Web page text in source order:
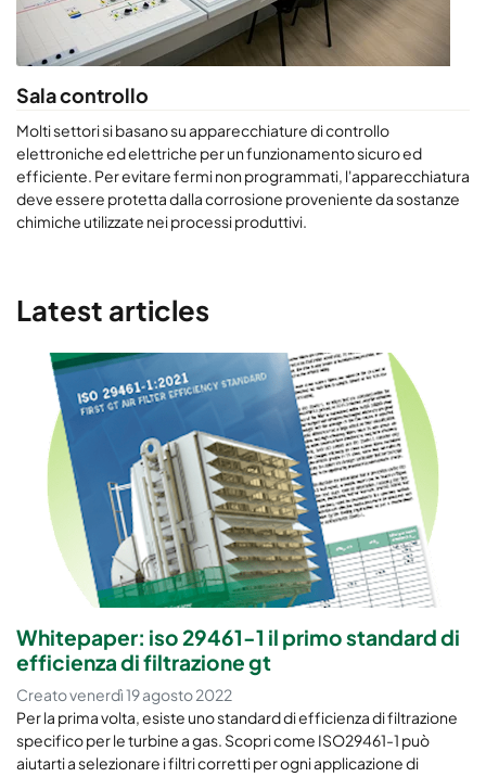
Sala controllo
Molti settori si basano su apparecchiature di controllo
elettroniche ed elettriche per un funzionamento sicuro ed
efficiente. Per evitare fermi non programmati, l'apparecchiatura
deve essere protetta dalla corrosione proveniente da sostanze
chimiche utilizzate nei processi produttivi.
Latest articles
Whitepaper: iso 29461-1 il primo standard di
efficienza di filtrazione gt
Creato venerdì 19 agosto 2022
Per la prima volta, esiste uno standard di efficienza di filtrazione
specifico per le turbine a gas. Scopri come ISO29461-1 può
aiutarti a selezionare i filtri corretti per ogni applicazione di